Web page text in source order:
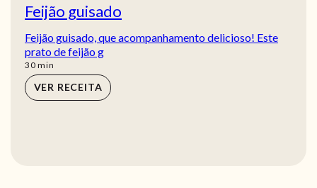
Feijão guisado
Feijão guisado, que acompanhamento delicioso! Este
prato de feijão g
30min
min
VER RECEITA